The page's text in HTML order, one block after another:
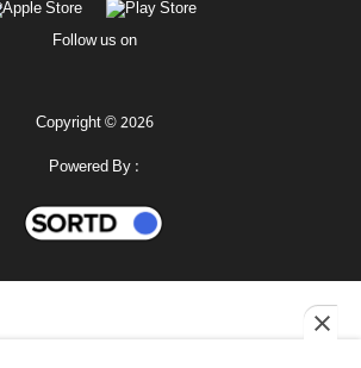
Follow us on
Copyright © 2026
Powered By :